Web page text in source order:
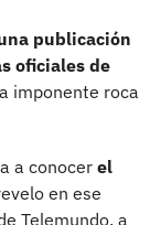
publicación
oficiales de
imponente roca
a conocer el
en ese
Telemundo, a